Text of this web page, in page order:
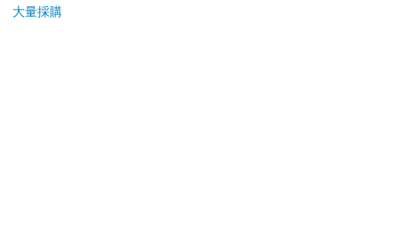
報紙、期刊或雜誌。（含MOOK、外文雜誌）
大量採購